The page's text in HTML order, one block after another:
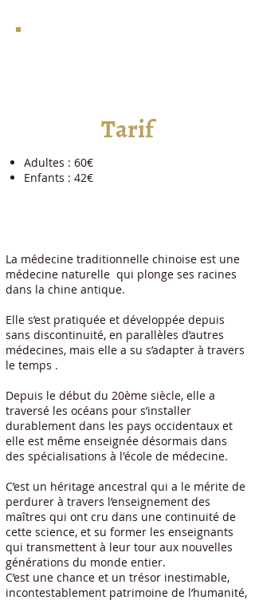
Tarif
Adultes : 60€
Enfants : 42€
La médecine traditionnelle chinoise est une
médecine naturelle qui plonge ses racines
dans la chine antique.
Elle s’est pratiquée et développée depuis
sans discontinuité, en parallèles d’autres
médecines, mais elle a su s’adapter à travers
le temps .
Depuis le début du 20ème siècle, elle a
traversé les océans pour s’installer
durablement dans les pays occidentaux et
elle est même enseignée désormais dans
des spécialisations à l'école de médecine.
C’est un héritage ancestral qui a le mérite de
perdurer à travers l’enseignement des
maîtres qui ont cru dans une continuité de
cette science, et su former les enseignants
qui transmettent à leur tour aux nouvelles
générations du monde entier.
C’est une chance et un trésor inestimable,
incontestablement patrimoine de l’humanité,